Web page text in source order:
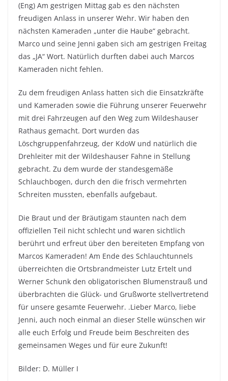
(Eng) Am gestrigen Mittag gab es den nächsten
freudigen Anlass in unserer Wehr. Wir haben den
nächsten Kameraden „unter die Haube“ gebracht.
Marco und seine Jenni gaben sich am gestrigen Freitag
das „JA“ Wort. Natürlich durften dabei auch Marcos
Kameraden nicht fehlen.
Zu dem freudigen Anlass hatten sich die Einsatzkräfte
und Kameraden sowie die Führung unserer Feuerwehr
mit drei Fahrzeugen auf den Weg zum Wildeshauser
Rathaus gemacht. Dort wurden das
Löschgruppenfahrzeug, der KdoW und natürlich die
Drehleiter mit der Wildeshauser Fahne in Stellung
gebracht. Zu dem wurde der standesgemäße
Schlauchbogen, durch den die frisch vermehrten
Schreiten mussten, ebenfalls aufgebaut.
Die Braut und der Bräutigam staunten nach dem
offiziellen Teil nicht schlecht und waren sichtlich
berührt und erfreut über den bereiteten Empfang von
Marcos Kameraden! Am Ende des Schlauchtunnels
überreichten die Ortsbrandmeister Lutz Ertelt und
Werner Schunk den obligatorischen Blumenstrauß und
überbrachten die Glück- und Grußworte stellvertretend
für unsere gesamte Feuerwehr. .Lieber Marco, liebe
Jenni, auch noch einmal an dieser Stelle wünschen wir
alle euch Erfolg und Freude beim Beschreiten des
gemeinsamen Weges und für eure Zukunft!
Bilder: D. Müller I